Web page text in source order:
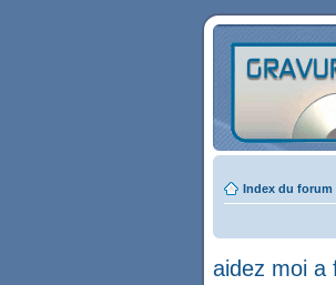
Index du forum
aidez moi a